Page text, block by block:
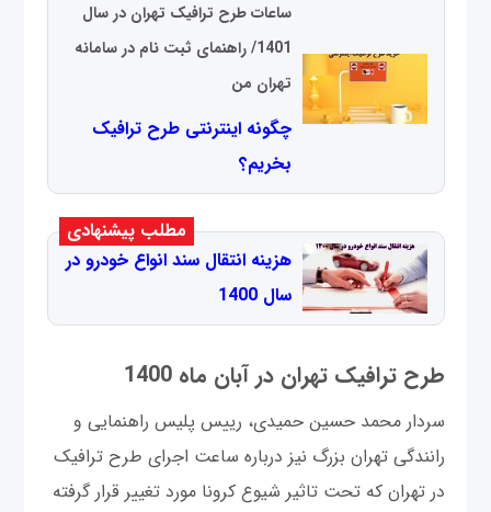
ساعات طرح ترافیک تهران در سال
1401/ راهنمای ثبت نام در سامانه
تهران من
چگونه اینترنتی طرح ترافیک
بخریم؟
مطلب پیشنهادی
هزینه انتقال سند انواع خودرو در
سال 1400
طرح ترافیک تهران در آبان ماه 1400
سردار محمد حسین حمیدی، رییس پلیس راهنمایی و
رانندگی تهران بزرگ نیز درباره ساعت اجرای طرح ترافیک
در تهران که تحت تاثیر شیوع کرونا مورد تغییر قرار گرفته